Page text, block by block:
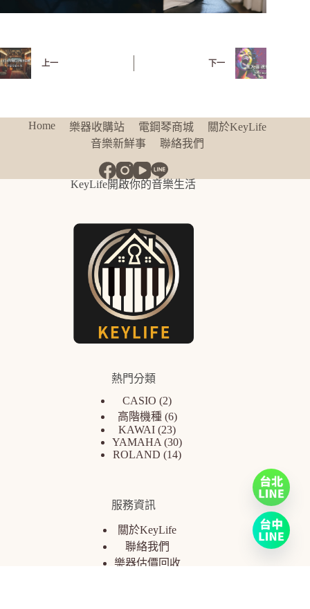
上一 下一
Home 樂器收購站 電鋼琴商城
關於KeyLife
音樂新鮮事
聯絡我們
KeyLife開啟你的音樂生活
熱門分類
CASIO
2
高階機種 6
KAWAI 23
YAMAHA 30
ROLAND
14
服務資訊
關於KeyLife
聯絡我們
樂器估價回收